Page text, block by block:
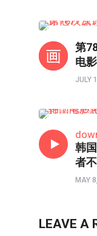
第
电
JULY
韩
者
MAY
LEAVE A